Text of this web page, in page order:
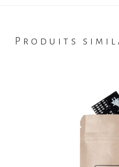
Produits